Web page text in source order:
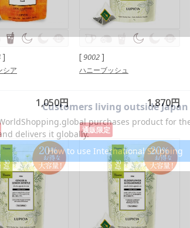
]
シア
1,050円
[9002]
ハニーブッシュ
1,870円
通販限定